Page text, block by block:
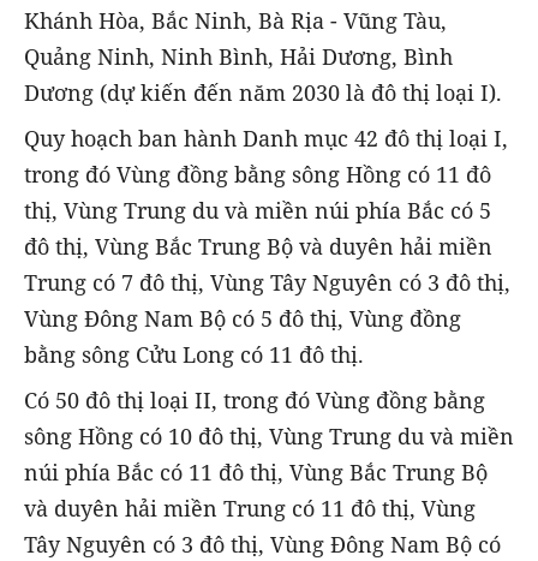
Khánh Hòa, Bắc Ninh, Bà Rịa - Vũng Tàu,
Quảng Ninh, Ninh Bình, Hải Dương, Bình
Dương (dự kiến đến năm 2030 là đô thị loại I).
Quy hoạch ban hành Danh mục 42 đô thị loại I,
trong đó Vùng đồng bằng sông Hồng có 11 đô
thị, Vùng Trung du và miền núi phía Bắc có 5
đô thị, Vùng Bắc Trung Bộ và duyên hải miền
Trung có 7 đô thị, Vùng Tây Nguyên có 3 đô thị,
Vùng Đông Nam Bộ có 5 đô thị, Vùng đồng
bằng sông Cửu Long có 11 đô thị.
Có 50 đô thị loại II, trong đó Vùng đồng bằng
sông Hồng có 10 đô thị, Vùng Trung du và miền
núi phía Bắc có 11 đô thị, Vùng Bắc Trung Bộ
và duyên hải miền Trung có 11 đô thị, Vùng
Tây Nguyên có 3 đô thị, Vùng Đông Nam Bộ có